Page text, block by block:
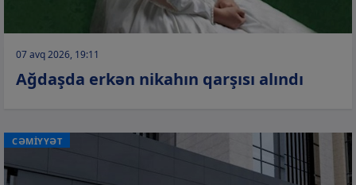
07 avq 2026, 19:11
Ağdaşda erkən nikahın qarşısı alındı
CƏMİYYƏT